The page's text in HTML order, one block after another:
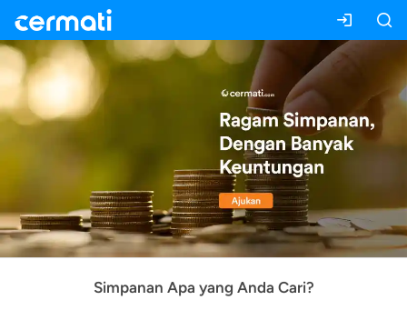
Simpanan Apa yang Anda Cari?